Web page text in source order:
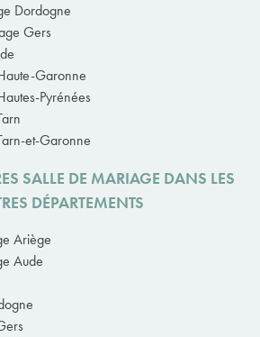
Dordogne
Gers
Garonne
Pyrénées
et-Garonne
SALLE DE MARIAGE DANS LES
DÉPARTEMENTS
Ariège
Aude